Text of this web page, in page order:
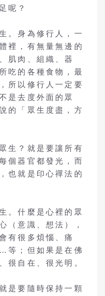
呢？
。身為修行人，一
裡，有無量無邊的
肌肉、組織、器
吃的各種食物，最
所以修行人一定要
是去度外面的眾
的「眾生度盡，方
生？就是要讓所有
個器官都發光，而
也就是印心禪法的
。什麼是心裡的眾
（意識、想法），
有很多煩惱、痛
等；但如果是在佛
很自在、很光明。
是要隨時保持一顆